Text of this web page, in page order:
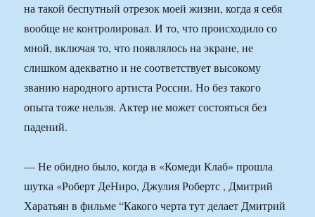
на такой беспутный отрезок моей жизни, когда я себя
вообще не контролировал. И то, что происходило со
мной, включая то, что появлялось на экране, не
слишком адекватно и не соответствует высокому
званию народного артиста России. Но без такого
опыта тоже нельзя. Актер не может состояться без
падений.
— Не обидно было, когда в «Комеди Клаб» прошла
шутка «Роберт ДеНиро, Джулия Робертс , Дмитрий
Харатьян в фильме “Какого черта тут делает Дмитрий